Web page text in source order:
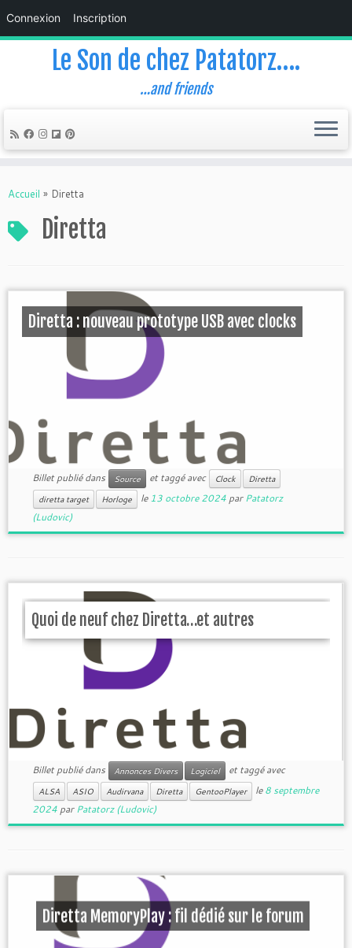
Connexion Inscription
Le Son de chez Patatorz….
…and friends
Accueil » Diretta
Diretta
Diretta : nouveau prototype USB avec clocks
Billet publié dans Source et taggé avec Clock
Diretta
diretta target
Horloge le13 octobre 2024 parPatatorz
(Ludovic)
Quoi de neuf chez Diretta…et autres
Billet publié dans Annonces Divers Logiciel et taggé avec
ALSA ASIO Audirvana Diretta GentooPlayer le8 septembre
2024 parPatatorz (Ludovic)
Diretta MemoryPlay : fil dédié sur le forum